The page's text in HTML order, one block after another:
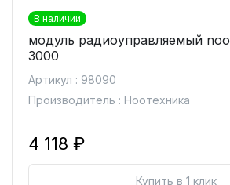
В наличии
модуль радиоуправляемый
3000
Артикул : 98090
Производитель : Ноотехника
4 118 ₽
Купить в 1 клик